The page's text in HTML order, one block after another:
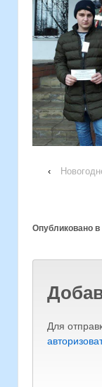
‹
Опубликовано в
Для